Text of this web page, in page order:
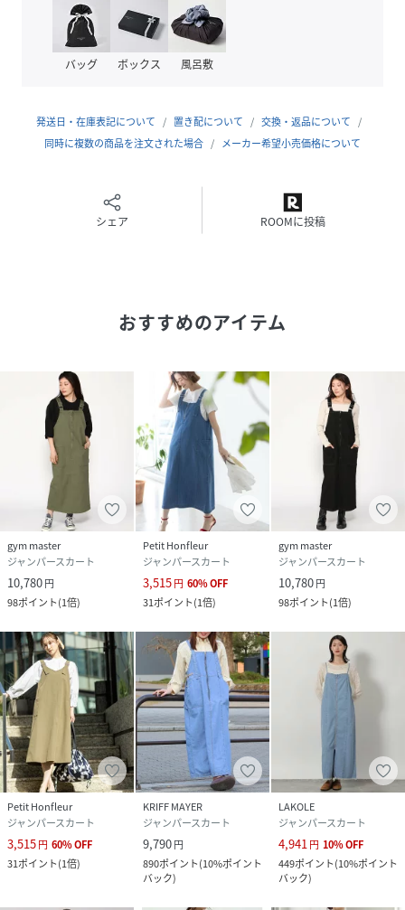
クリーニング 洗濯機洗い可
RM4870_G721714
バッグ ボックス 風呂敷
発送日・在庫表記について 置き配について
交換・返品について
同時に複数の商品を注文された場合
メーカー希望小売価格について
シェア ROOMに投稿
おすすめのアイテム
gym master
ジャンパースカート
10,780円
98ポイント(1倍)
Petit Honfleur
ジャンパースカート
3,515円 60%OFF
31ポイント(1倍)
gym master
ジャンパースカート
10,780円
98ポイント(1倍)
Petit Honfleur
ジャンパースカート
3,515円 60%OFF
31ポイント(1倍)
KRIFF MAYER
ジャンパースカート
9,790円
890ポイント(10%ポイント
バック)
LAKOLE
ジャンパースカート
4,941円 10%OFF
449ポイント(10%ポイント
バック)